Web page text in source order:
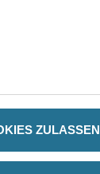
ZULASSEN